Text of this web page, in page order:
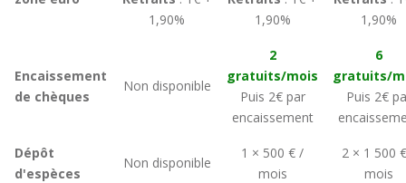
1,90%
1,90%
1,90%
Encaissement
de chèques
Non disponible
2
gratuits/mois
Puis 2€ par
encaissement
6
gratuits/
Puis 2€
Dépôt
d'espèces
Non disponible
1 × 500 € /
mois
2 × 1 500
mois